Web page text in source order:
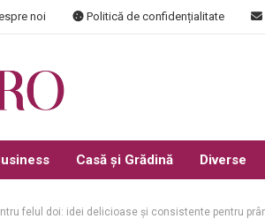
noi Politică de confidențialitate
Casă și Grădină Diverse
felul doi: idei delicioase și consistente pentru